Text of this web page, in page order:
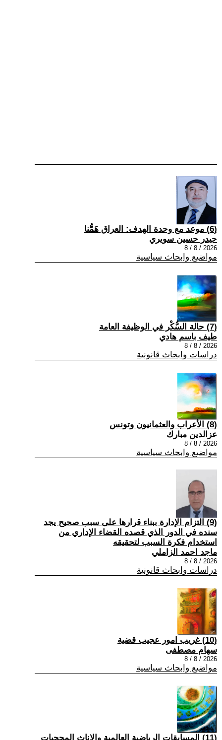
(6) موعد مع وحدة الهدف: العراق هَمُّنا
حيدر حسين سويري
2026 / 8 / 8
مواضيع وابحاث سياسية
(7) حالة السُّكْر في الوظيفة العامة
طيف باسم هادي
2026 / 8 / 8
دراسات وابحاث قانونية
(8) الأعراب والعثمانيون وتونس
عزالدين مبارك
2026 / 8 / 8
مواضيع وابحاث سياسية
(9) التزام الإدارة ببناء قرارها على سبب صحیح یجد
سنده في الدور الذي قصده القضاء الإداري من
استخدام فكرة السبب لتحقیقه
ماجد احمد الزاملي
2026 / 8 / 8
دراسات وابحاث قانونية
(10) غريب امور عجيب قضية
سهام مصطفى
2026 / 8 / 8
مواضيع وابحاث سياسية
(11) المسابقات الرياضية العالمية والإناث المحجبات